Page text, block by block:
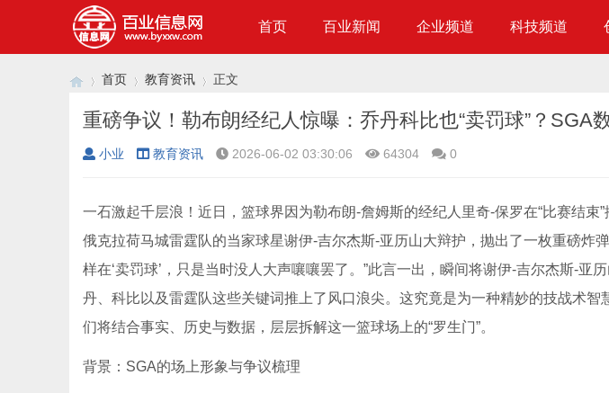
首页 百业新闻 企业频道 科技频道
›
首页 教育资讯
›
正文
重磅争议！勒布朗经纪人惊曝：乔丹科比也“卖罚球”？SGA
小业 教育资讯 2026-06-02 03:30:06 64304 0
一石激起千层浪！近日，篮球界因为勒布朗-詹姆斯的经纪人里奇-保罗在“比赛结束
俄克拉荷马城雷霆队的当家球星谢伊-吉尔杰斯-亚历山大辩护，抛出了一枚重磅炸
样在‘卖罚球’，只是当时没人大声嚷嚷罢了。”此言一出，瞬间将谢伊-吉尔杰斯-亚
丹、科比以及雷霆队这些关键词推上了风口浪尖。这究竟是为一种精妙的技战术智
们将结合事实、历史与数据，层层拆解这一篮球场上的“罗生门”。
背景：SGA的场上形象与争议梳理